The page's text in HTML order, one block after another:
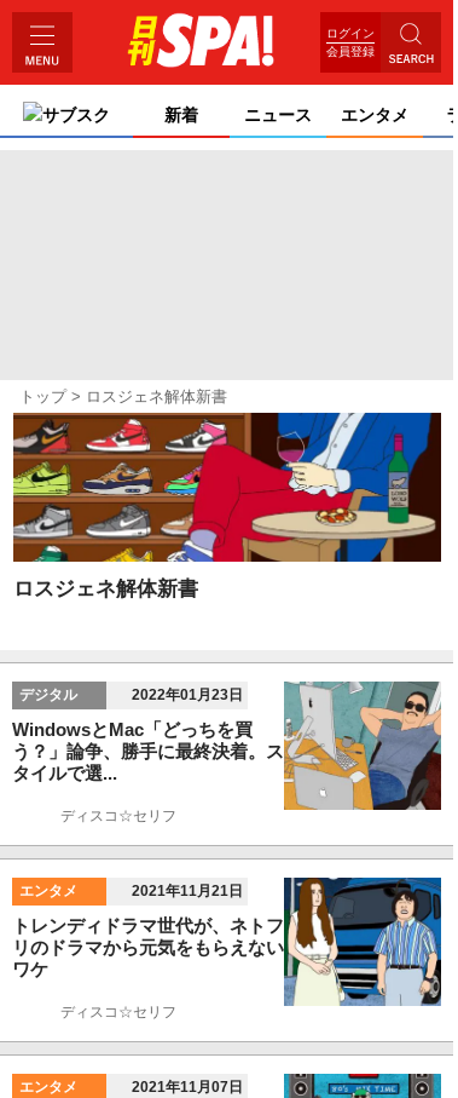
ログイン
会員登録
サブスク 新着 ニュース エンタメ
トップ ロスジェネ解体新書
ロスジェネ解体新書
デジタル 2022年01月23日
WindowsとMac「どっちを買
う？」論争、勝手に最終決着。ス
タイルで選...
ディスコ☆セリフ
エンタメ 2021年11月21日
トレンディドラマ世代が、ネトフ
リのドラマから元気をもらえない
ワケ
ディスコ☆セリフ
エンタメ 2021年11月07日